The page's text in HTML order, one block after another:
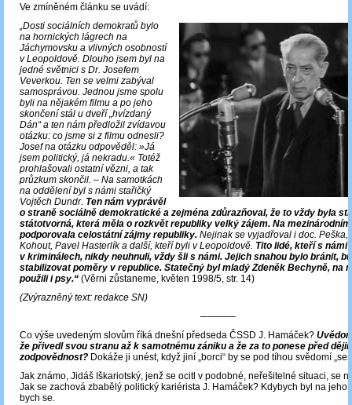
Ve zmíněném článku se uvádí:
„Dosti sociálních demokratů bylo
na hornických lágrech na
Jáchymovsku a vlivných osobností
v Leopoldově. Dlouho jsem byl na
jedné světnici s Dr. Josefem
Veverkou. Ten se velmi zabýval
samosprávou. Jednou jsme spolu
byli na nějakém filmu a po jeho
skončení stál u dveří „hvízdaný
Dán“ a ten nám předložil zvídavou
otázku: co jsme si z filmu odnesli?
Josef na otázku odpověděl: »Já
jsem politický, já nekradu.« Totéž
prohlašovali ostatní vězni, a tak
průzkum skončil. – Na samotkách
na oddělení byl s námi stařičký
Vojtěch Dundr. Ten nám vyprávěl
o straně sociálně demokratické a zejména zdůrazňoval, že to vždy byla
státotvorná, která měla o rozkvět republiky velký zájem. Na
podporovala celostátní zájmy republiky. Nejinak se vyjadřoval i doc. Peška,
Kohout, Pavel Hasterlík a další, kteří byli v Leopoldově. Tito lidé, kteří s námi
v kriminálech, nikdy neuhnuli, vždy šli s námi. Jejich snahou bylo bránit,
stabilizovat poměry v republice. Statečný byl mladý Zdeněk Bechyně, na
použili i psy.“ (Věrni zůstaneme, květen 1998/5, str. 14)
(Zvýrazněný text: redakce SN)
─────
Co výše uvedeným slovům říká dnešní předseda ČSSD J. Hamáček?
že přivedl svou stranu až k samotnému zániku a že za to ponese před
zodpovědnost? Dokáže ji unést, když jiní „borci“ by se pod tíhou svědomí
Jak známo, Jidáš Iškariotský, jenž se ocitl v podobné, neřešitelné situaci, se
Jak se zachová zbabělý politický kariérista J. Hamáček? Kdybych byl na jeho
bych se.